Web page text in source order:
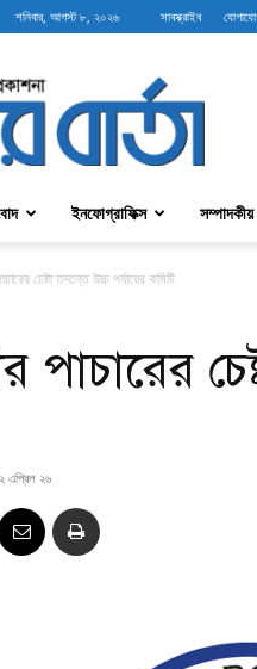
শনিবার, আগস্ট ৮, ২০২৬ সাবস্ক্রাইব
বন্দরবার্তা
ইনফোগ্রাফিক্স সম্পাদকীয়
চেষ্টা তদন্তে উচ্চ পর্যায়ের কমিটি
পাচারের
এপ্রিল ২৬